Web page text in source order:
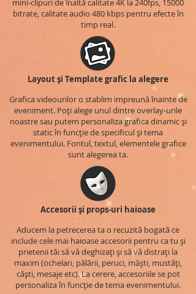
mini-clipuri de înaltă calitate 4K la 240fps, 15000
bitrate, calitate audio 480 kbps pentru efecte în
timp real.
Layout și Template grafic la alegere
Grafica videourilor o stablim impreună înainte de
eveniment. Poți alege unul dintre overlay-urile
noastre sau putem personaliza grafica dinamic și
static în funcție de specificul și tema
evenimentului. Fontul, textul, elementele grafice
sunt alegerea ta.
Accesorii și props-uri haioase
Aducem la petrecerea ta o recuzită bogată ce
include cele mai haioase accesorii pentru ca tu și
prietenii tăi să vă deghizați și să vă distrați la
maxim (ochelari, pălării, peruci, măști, mustăți,
căști, mesaje etc). La cerere, accesoriile se pot
personaliza în funcție de tema evenimentului.